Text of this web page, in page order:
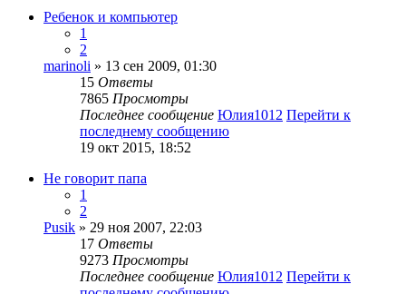
Ребенок и компьютер
1
2
marinoli » 13 сен 2009, 01:30
15 Ответы
7865 Просмотры
Последнее сообщение Юлия1012 Перейти к
последнему сообщению
19 окт 2015, 18:52
Не говорит папа
1
2
Pusik » 29 ноя 2007, 22:03
17 Ответы
9273 Просмотры
Последнее сообщение Юлия1012 Перейти к